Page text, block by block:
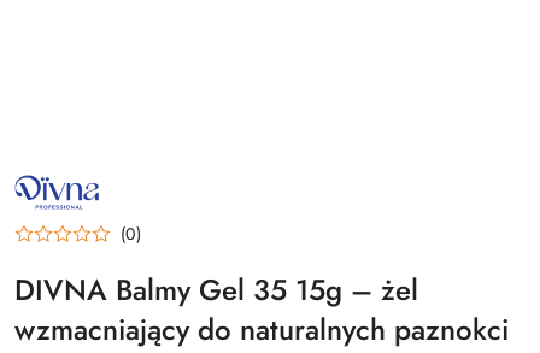
NAZWA
PRODUCENTA:
DIVNA
(0)
DIVNA Balmy Gel 35 15g – żel
wzmacniający do naturalnych paznokci